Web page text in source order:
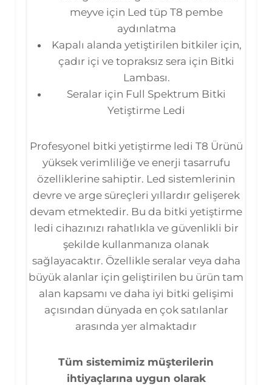
meyve için Led tüp T8 pembe
aydınlatma
Kapalı alanda yetiştirilen bitkiler için,
çadır içi ve topraksız sera için Bitki
Lambası.
Seralar için Full Spektrum Bitki
Yetiştirme Ledi
Profesyonel bitki yetiştirme ledi T8 Ürünü
yüksek verimliliğe ve enerji tasarrufu
özelliklerine sahiptir. Led sistemlerinin
devre ve arge süreçleri yıllardır gelişerek
devam etmektedir. Bu da bitki yetiştirme
ledi cihazınızı rahatlıkla ve güvenlikli bir
şekilde kullanmanıza olanak
sağlayacaktır. Özellikle seralar veya daha
büyük alanlar için geliştirilen bu ürün tam
alan kapsamı ve daha iyi bitki gelişimi
açısından dünyada en çok satılanlar
arasında yer almaktadır
Tüm sistemimiz müşterilerin
ihtiyaçlarına uygun olarak